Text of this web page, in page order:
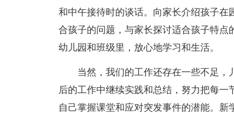
和中午接待时的谈话。向家长介绍孩子
合孩子的问题，与家长探讨适合孩子特
幼儿园和班级里，放心地学习和生活。
当然，我们的工作还存在一些不足，
后的工作中继续实践和总结，努力把每
自己掌握课堂和应对突发事件的潜能。